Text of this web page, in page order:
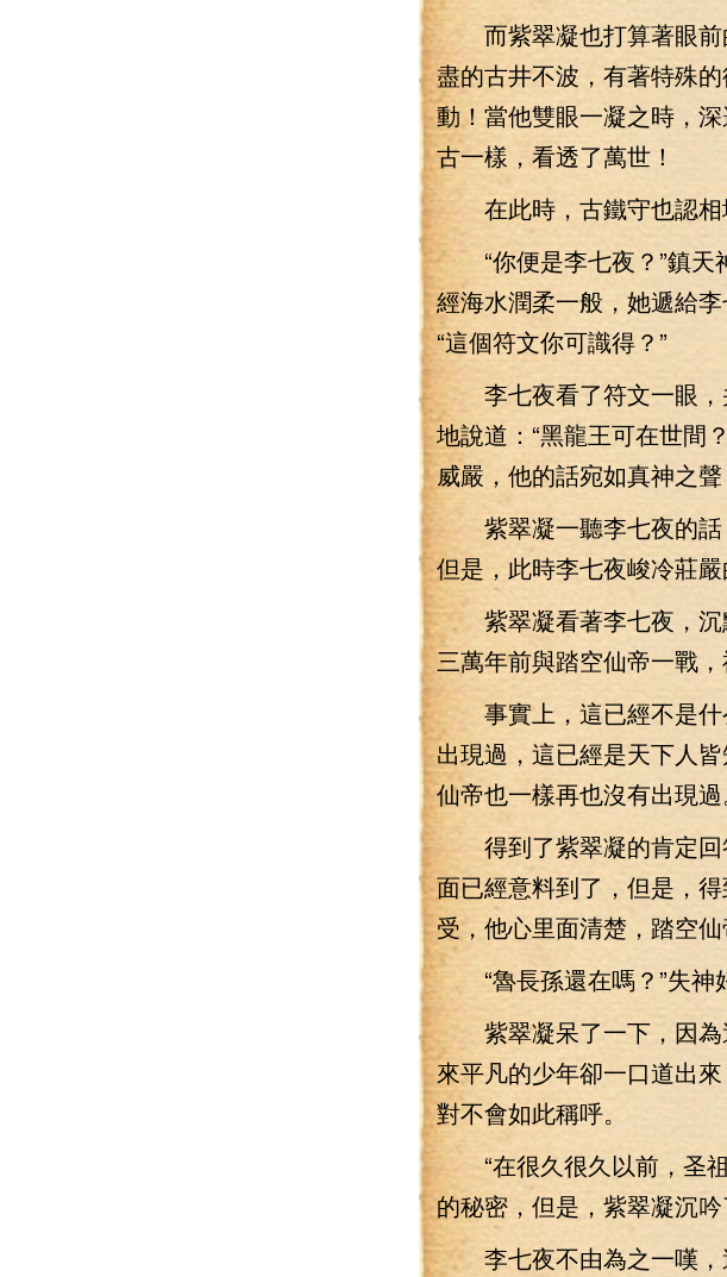
而紫翠凝也打算著眼前
盡的古井不波，有著特殊
動！當他雙眼一凝之時，
古一樣，看透了萬世！
在此時，古鐵守也認相
“你便是李七夜？”鎮天
經海水潤柔一般，她遞給
“這個符文你可識得？”
李七夜看了符文一眼，
地說道：“黑龍王可在世間
威嚴，他的話宛如真神之聲
紫翠凝一聽李七夜的話
但是，此時李七夜峻冷莊
紫翠凝看著李七夜，沉默
三萬年前與踏空仙帝一戰
事實上，這已經不是什
出現過，這已經是天下人
仙帝也一樣再也沒有出現過
得到了紫翠凝的肯定回
面已經意料到了，但是，
受，他心里面清楚，踏空仙
“魯長孫還在嗎？”失神
紫翠凝呆了一下，因為
來平凡的少年卻一口道出
對不會如此稱呼。
“在很久很久以前，圣祖
的秘密，但是，紫翠凝沉
李七夜不由為之一嘆，